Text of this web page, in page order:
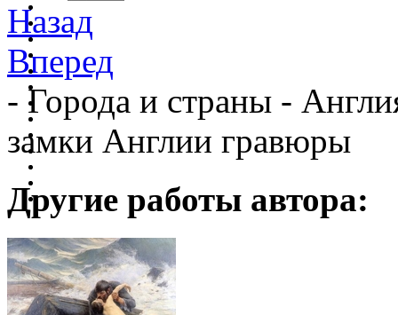
Назад
Вперед
- Города и страны -
замки Англии гравюры
Другие работы автора: